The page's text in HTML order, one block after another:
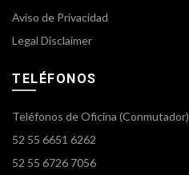
Aviso de Privacidad
Legal Disclaimer
TELÉFONOS
Teléfonos de Oficina (Conmutador)
52 55 6651 6262
52 55 6726 7056